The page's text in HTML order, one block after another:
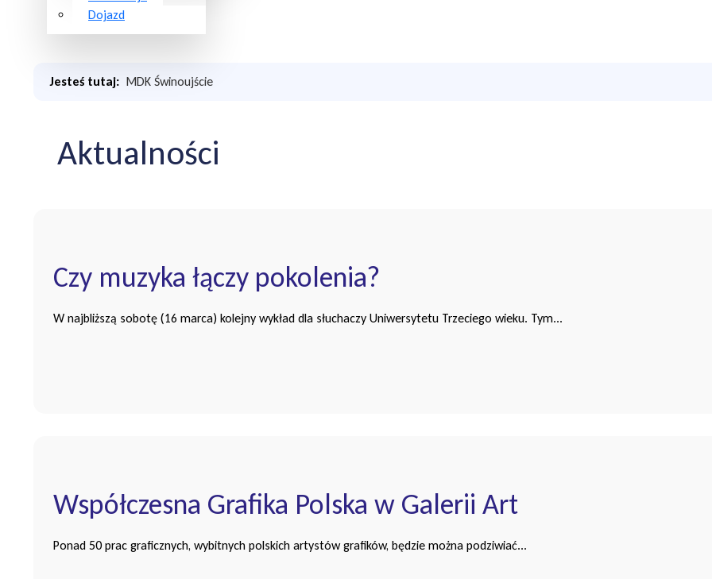
Dojazd
Jesteś tutaj: MDK Świnoujście
Aktualności
Czy muzyka łączy pokolenia?
W najbliższą sobotę (16 marca) kolejny wykład dla słuchaczy Uniwersytetu Trzeciego wieku. Tym...
Współczesna Grafika Polska w Galerii Art
Ponad 50 prac graficznych, wybitnych polskich artystów grafików, będzie można podziwiać...